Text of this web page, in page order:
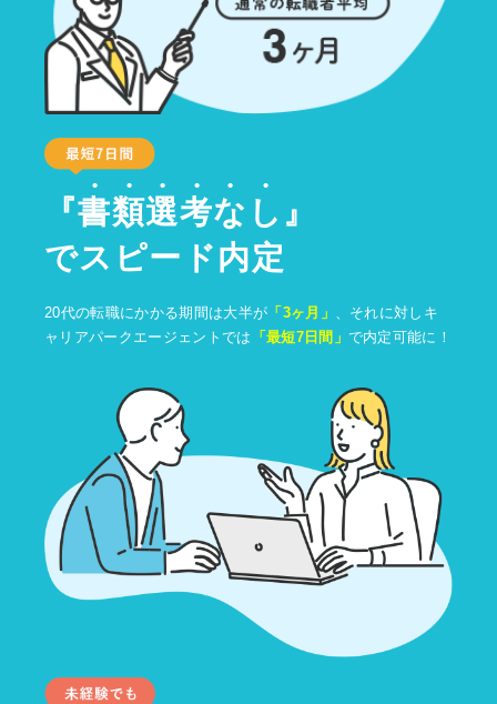
『書類選考なし 』
でスピード内定
20代の転職にかかる期間は大半が 「3ヶ月」 、それに対しキ
ャリアパークエージェントでは 「最短7日間」 で内定可能に！